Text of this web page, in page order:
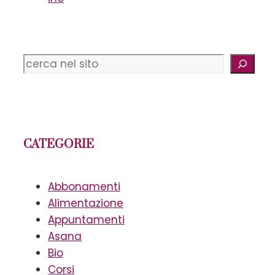
Cerca
CATEGORIE
Abbonamenti
Alimentazione
Appuntamenti
Asana
Bio
Corsi